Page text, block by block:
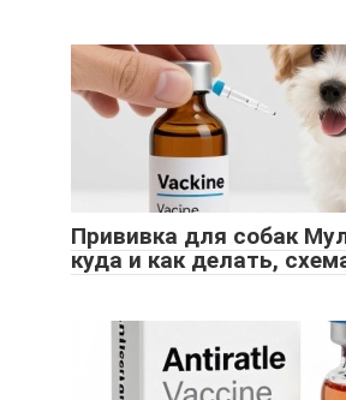
Прививка для собак
куда и как делать,